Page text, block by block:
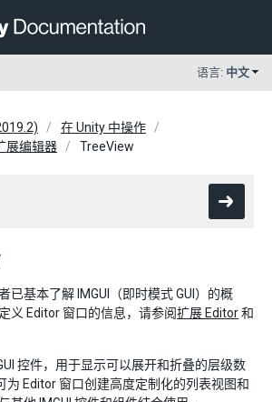
语言: 中文
在 Unity 中操作
展编辑器 TreeView
已基本了解 IMGUI（即时模式 GUI）的概
义 Editor 窗口的信息，请参阅扩展 Editor和
控件，用于显示可以展开和折叠的层级数
为 Editor 窗口创建高度定制化的列表视图和